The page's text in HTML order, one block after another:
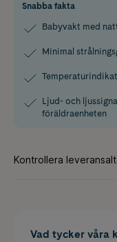
Snabba fakta
Babyvakt med
Minimal
Ljud- och
föräldraenheten
Vad tycker våra